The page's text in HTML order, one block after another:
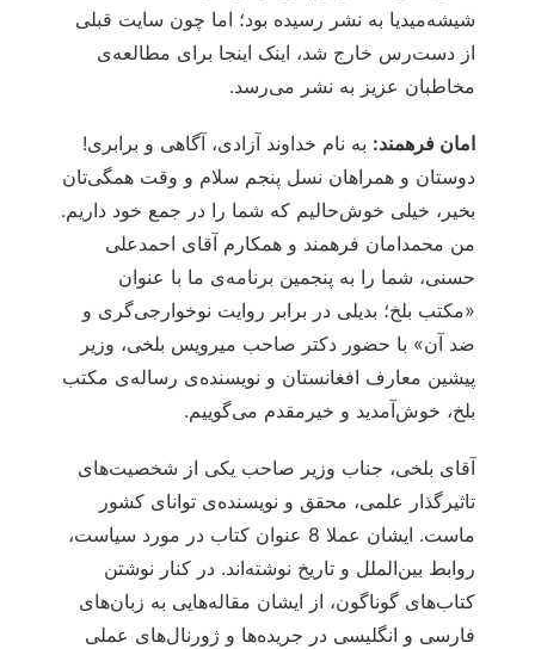
شیشه‌میدیا به نشر رسیده بود؛ اما چون سایت قبلی
از دست‌رس خارج شد، اینک اینجا برای مطالعه‌ی
مخاطبان عزیز به نشر می‌رسد.
امان فرهمند: به نام خداوند آزادی، آگاهی و برابری!
دوستان و همراهان نسل پنجم سلام و وقت همگی‌تان
بخیر، خیلی خوش‌حالیم که شما را در جمع خود داریم.
من محمدامان فرهمند و همکارم آقای احمدعلی
حسنی، شما را به پنجمین برنامه‌ی ما با عنوان
«مکتب بلخ؛ بدیلی در برابر روایت نوخوارجی‌گری و
ضد آن» با حضور دکتر صاحب میرویس بلخی، وزیر
پیشین معارف افغانستان و نویسنده‌ی رساله‌ی مکتب
بلخ، خوش‌آمدید و خیرمقدم می‌گوییم.
آقای بلخی، جناب وزیر صاحب یکی از شخصیت‌های
تاثیرگذار علمی، محقق و نویسنده‌ی توانای کشور
ماست. ایشان عملا 8 عنوان کتاب در مورد سیاست،
روابط بین‌الملل و تاریخ نوشته‌اند. در کنار نوشتن
کتاب‌های گوناگون، از ایشان مقاله‌هایی به زبان‌های
فارسی و انگلیسی در جریده‌ها و ژورنال‌های عملی